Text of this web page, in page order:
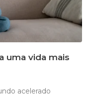
uma vida mais
acelerado